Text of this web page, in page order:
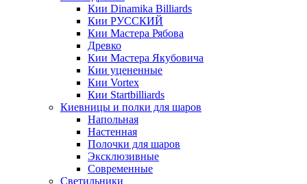
Кии Dinamika Billiards
Кии РУССКИЙ
Кии Мастера Рябова
Древко
Кии Мастера Якубовича
Кии уцененные
Кии Vortex
Кии Startbilliards
Киевницы и полки для шаров
Напольная
Настенная
Полочки для шаров
Эксклюзивные
Современные
Светильники